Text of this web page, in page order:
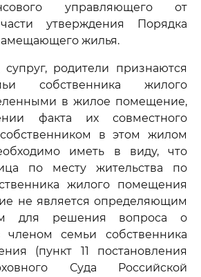
управляющего от
утверждения Порядка
жилья.
родители признаются
собственника жилого
в жилое помещение,
факта их совместного
в этом жилом
иметь в виду, что
по месту жительства по
жилого помещения
не является определяющим
для решения вопроса о
членом семьи собственника
(пункт 11 постановления
Суда Российской